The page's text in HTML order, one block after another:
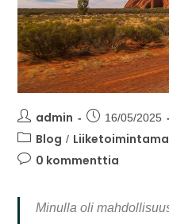
admin 16/05/2025
Blog /
0 kommenttia
Minulla oli